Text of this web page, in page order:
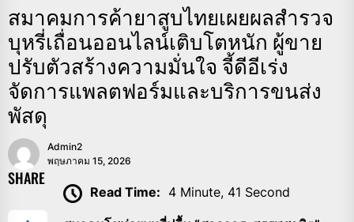
สมาคมการค้ายาสูบไทยเผยผลสำรวจ
บุหรี่เถื่อนออนไลน์เติบโตหนัก ผู้ขาย
ปรับตัวสร้างความมั่นใจ จี้ดีอีเร่ง
จัดการแพลตฟอร์มและบริการขนส่ง
พัสดุ
Admin2
พฤษภาคม 15, 2026
SHARE
Read Time: 4 Minute, 41 Second